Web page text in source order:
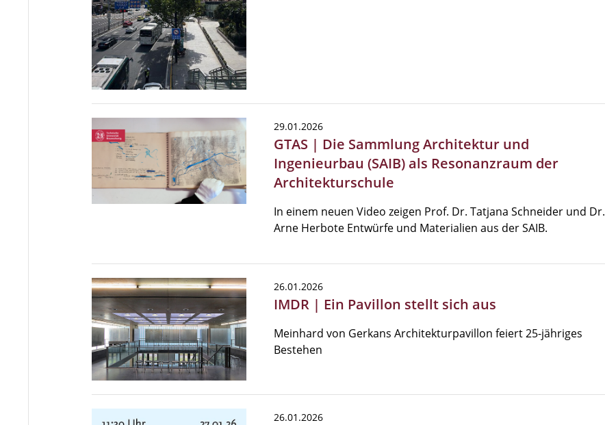
29.01.2026
GTAS | Die Sammlung Architektur und
Ingenieurbau (SAIB) als Resonanzraum der
Architekturschule
In einem neuen Video zeigen Prof. Dr. Tatjana Schneider und Dr.
Arne Herbote Entwürfe und Materialien aus der SAIB.
26.01.2026
IMDR | Ein Pavillon stellt sich aus
Meinhard von Gerkans Architekturpavillon feiert 25-jähriges
Bestehen
26.01.2026